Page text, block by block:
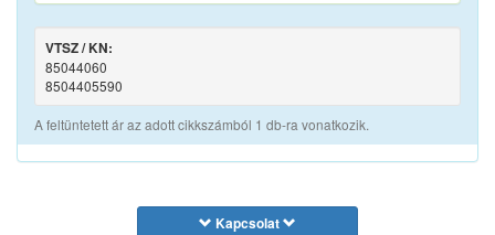
VTSZ / KN:
85044060
8504405590
A feltüntetett ár az adott cikkszámból 1 db-ra vonatkozik.
Kapcsolat